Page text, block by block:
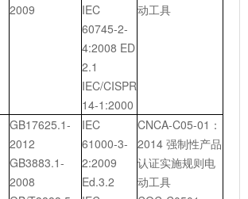
2009
IEC
60745-2-
4:2008 ED
2.1
IEC/CISPR
14-1:2000
动工具
GB17625.1-
2012
GB3883.1-
2008
IEC
61000-3-
2:2009
Ed.3.2
CNCA-C05-01：
2014 强制性产品
认证实施规则电
动工具